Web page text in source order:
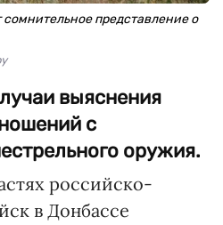
представление о
выяснения
с
оружия.
российско-
в Донбассе